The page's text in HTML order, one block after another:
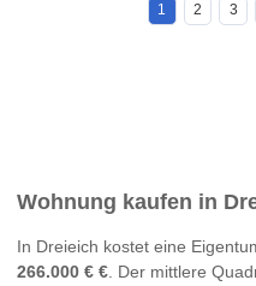
1 2 3
Wohnung kaufen in
In Dreieich kostet eine
266.000 € €. Der mittlere